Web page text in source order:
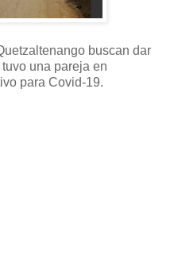
buscan dar
una pareja en
para Covid-19.